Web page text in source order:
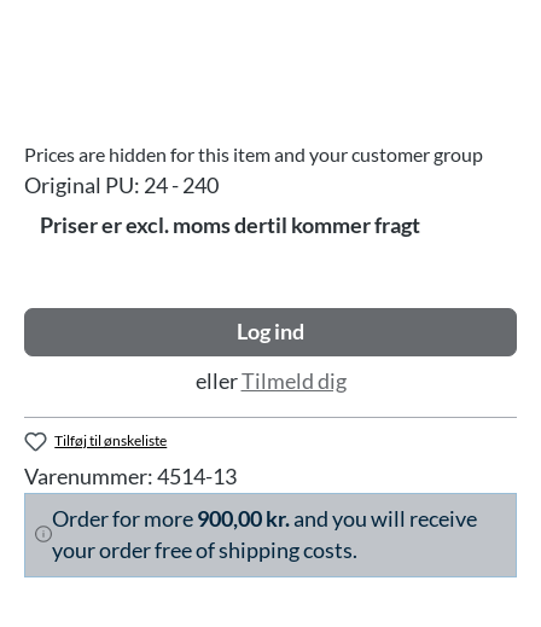
Prices are hidden for this item and your customer group
Original PU: 24 - 240
Priser er excl. moms dertil kommer fragt
Log ind
ellerTilmeld dig
Tilføj til ønskeliste
Varenummer:4514-13
Order for more900,00 kr.and you will receive
your order free of shipping costs.